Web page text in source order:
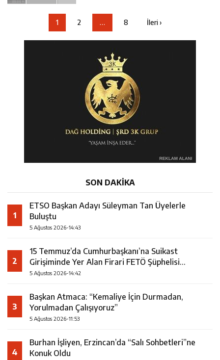
1 2 … 8 İleri ›
SON DAKİKA
1
ETSO Başkan Adayı Süleyman Tan Üyelerle
Buluştu
5 Ağustos 2026-14:43
2
15 Temmuz’da Cumhurbaşkanı’na Suikast
Girişiminde Yer Alan Firari FETÖ Şüphelisi
Yakalandı
5 Ağustos 2026-14:42
3
Başkan Atmaca: “Kemaliye İçin Durmadan,
Yorulmadan Çalışıyoruz”
5 Ağustos 2026-11:53
4
Burhan İşliyen, Erzincan’da “Salı Sohbetleri”ne
Konuk Oldu